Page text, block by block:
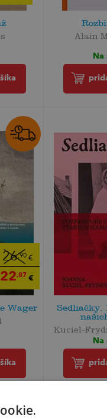
Alain
Na
26,90 €
22,87 €
Wager
Sedliačky.
Kuciel-
Na